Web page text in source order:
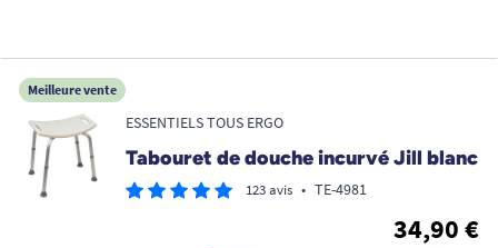
Meilleure vente
ESSENTIELS TOUS ERGO
Tabouret de douche incurvé Jill blanc
123 avis • TE-4981
34,90 €